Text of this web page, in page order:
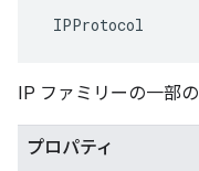
IPProtocol
IP ファミリーの一部
プロパティ